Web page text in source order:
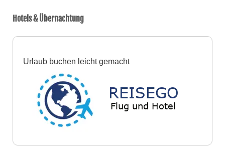
Hotels & Übernachtung
Urlaub buchen leicht gemacht